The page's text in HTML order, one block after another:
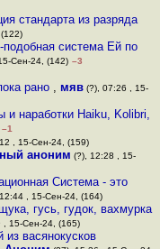
стандарта из разряда
система Ей по
Сен-24, (142) –3
рано , мяв (?), 07:26 , 15-
и наработки Haiku, Kolibri,
–1
, 15-Сен-24, (159)
аноним (?), 12:28 , 15-
Система - это
, 15-Сен-24, (164)
гусь, гудок, вахмурка
15-Сен-24, (165)
васянокусков